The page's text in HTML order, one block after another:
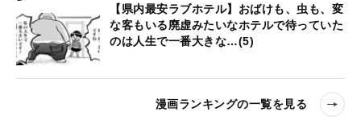
【県内最安ラブホテル】おばけも、虫も、変
な客もいる廃虚みたいなホテルで待っていた
のは人生で一番大きな…(5)
漫画ランキングの一覧を見る